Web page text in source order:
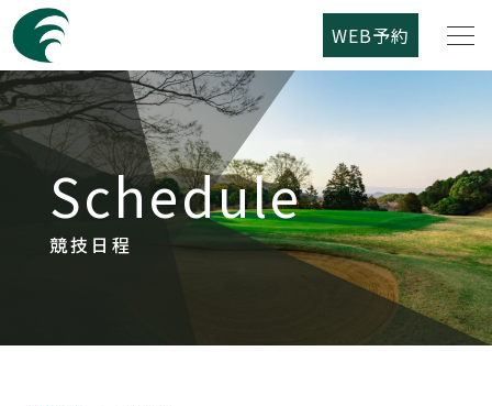
WEB予約
Schedule
競技日程
筑紫野カントリークラブについて
コース紹介
ご利用案内
レストラン